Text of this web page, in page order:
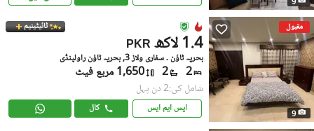
مقبول
9
ٹائیٹینیم
PKR 1.4 لاکھ
بحریہ ٹاؤن ۔ سفاری ولاز 3, بحریہ ٹاؤن راولپنڈی
2
2 1,650 مربع فیٹ
شامل کی:2 دن پہل
ایس ایم ایس کال